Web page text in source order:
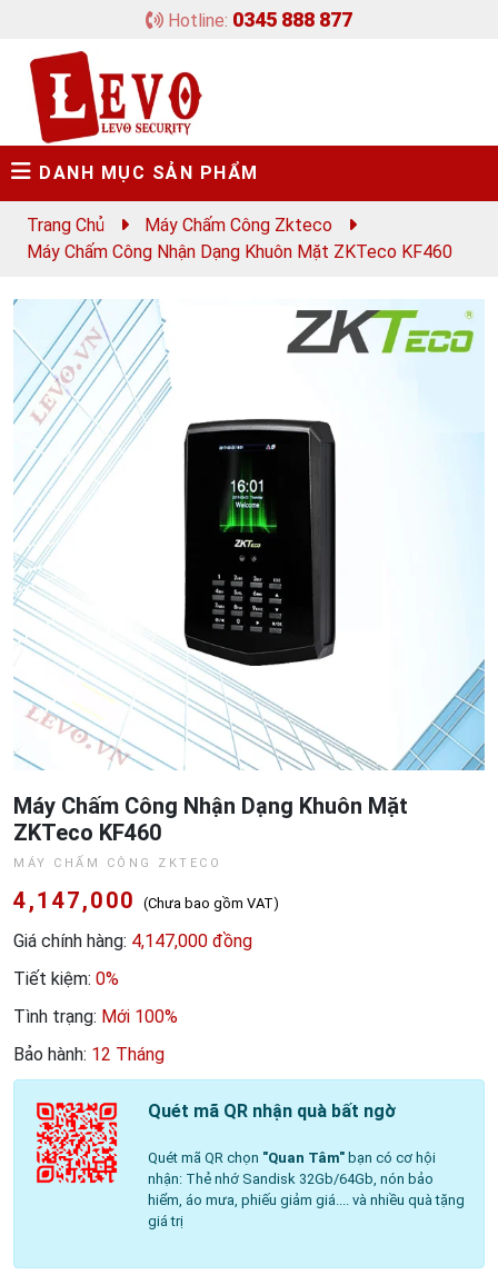
Hotline: 0345 888 877
DANH MỤC SẢN PHẨM
Trang Chủ
Máy Chấm Công Zkteco
Máy Chấm Công Nhận Dạng Khuôn Mặt ZKTeco KF460
Máy Chấm Công Nhận Dạng Khuôn Mặt
ZKTeco KF460
MÁY CHẤM CÔNG ZKTECO
4,147,000 (Chưa bao gồm VAT)
Giá chính hàng: 4,147,000 đồng
Tiết kiệm: 0%
Tình trạng: Mới 100%
Bảo hành: 12 Tháng
Quét mã QR nhận quà bất ngờ
Quét mã QR chọn "Quan Tâm"bạn có cơ hội
nhận: Thẻ nhớ Sandisk 32Gb/64Gb, nón bảo
hiểm, áo mưa, phiếu giảm giá.... và nhiều quà tặng
giá trị